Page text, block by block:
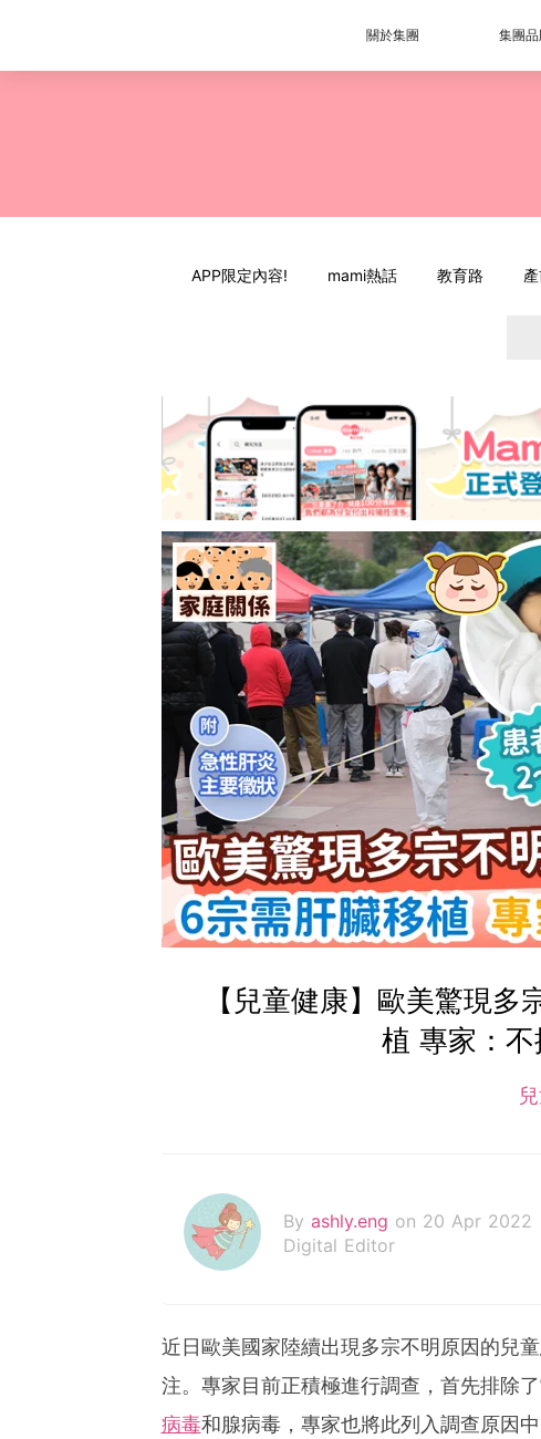
關於集團 集團品
APP限定內容! mami熱話 教育路
【兒童健康】歐美驚現
植 專家：
By ashly.eng on 20 Apr 2022
Digital Editor
近日歐美國家陸續出現多宗不明原因的兒
注。專家目前正積極進行調查，首先排除
病毒和腺病毒，專家也將此列入調查原因中